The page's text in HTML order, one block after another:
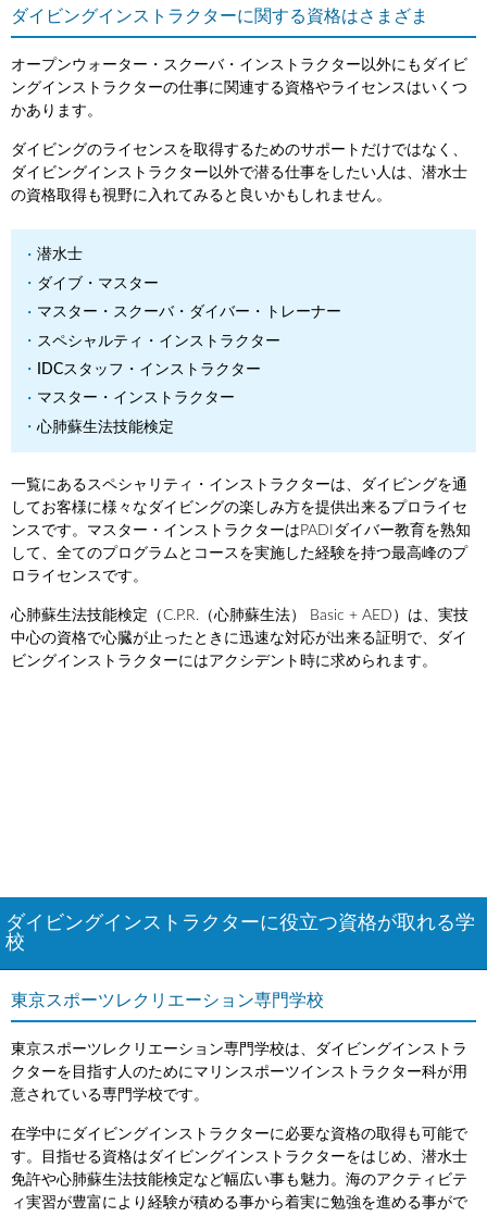
ダイビングインストラクターに関する資格はさまざま
オープンウォーター・スクーバ・インストラクター以外にもダイビ
ングインストラクターの仕事に関連する資格やライセンスはいくつ
かあります。
ダイビングのライセンスを取得するためのサポートだけではなく、
ダイビングインストラクター以外で潜る仕事をしたい人は、潜水士
の資格取得も視野に入れてみると良いかもしれません。
潜水士
ダイブ・マスター
マスター・スクーバ・ダイバー・トレーナー
スペシャルティ・インストラクター
IDCスタッフ・インストラクター
マスター・インストラクター
心肺蘇生法技能検定
一覧にあるスペシャリティ・インストラクターは、ダイビングを通
してお客様に様々なダイビングの楽しみ方を提供出来るプロライセ
ンスです。マスター・インストラクターはPADIダイバー教育を熟知
して、全てのプログラムとコースを実施した経験を持つ最高峰のプ
ロライセンスです。
心肺蘇生法技能検定（C.P.R.（心肺蘇生法） Basic + AED）は、実技
中心の資格で心臓が止ったときに迅速な対応が出来る証明で、ダイ
ビングインストラクターにはアクシデント時に求められます。
ダイビングインストラクターに役立つ資格が取れる学
校
東京スポーツレクリエーション専門学校
東京スポーツレクリエーション専門学校は、ダイビングインストラ
クターを目指す人のためにマリンスポーツインストラクター科が用
意されている専門学校です。
在学中にダイビングインストラクターに必要な資格の取得も可能で
す。目指せる資格はダイビングインストラクターをはじめ、潜水士
免許や心肺蘇生法技能検定など幅広い事も魅力。海のアクティビテ
ィ実習が豊富により経験が積める事から着実に勉強を進める事がで